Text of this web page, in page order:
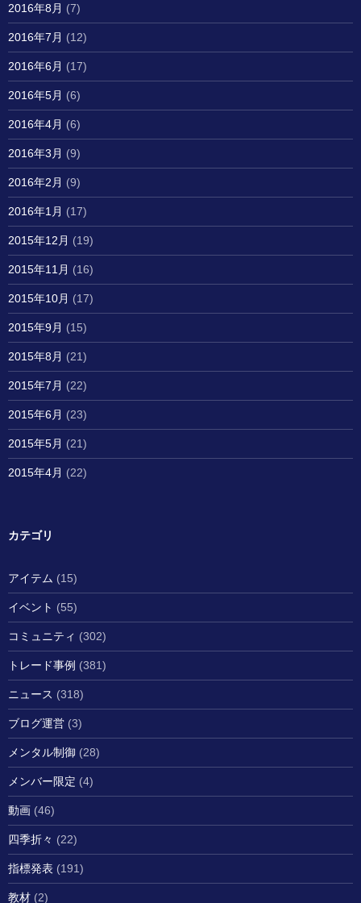
2016年8月 (7)
2016年7月 (12)
2016年6月 (17)
2016年5月 (6)
2016年4月 (6)
2016年3月 (9)
2016年2月 (9)
2016年1月 (17)
2015年12月 (19)
2015年11月 (16)
2015年10月 (17)
2015年9月 (15)
2015年8月 (21)
2015年7月 (22)
2015年6月 (23)
2015年5月 (21)
2015年4月 (22)
カテゴリ
アイテム (15)
イベント (55)
コミュニティ (302)
トレード事例 (381)
ニュース (318)
ブログ運営 (3)
メンタル制御 (28)
メンバー限定 (4)
動画 (46)
四季折々 (22)
指標発表 (191)
教材 (2)